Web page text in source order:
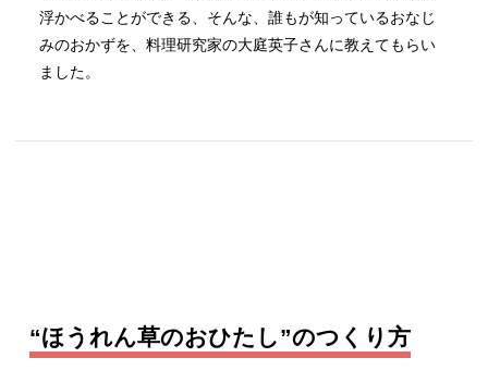
浮かべることができる、そんな、誰もが知っているおなじ
みのおかずを、料理研究家の大庭英子さんに教えてもらい
ました。
“ほうれん草のおひたし”のつくり方